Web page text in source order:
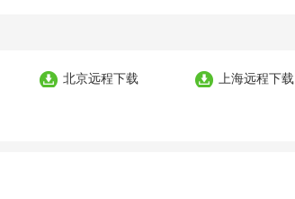
北京远程下载 上海远程下载